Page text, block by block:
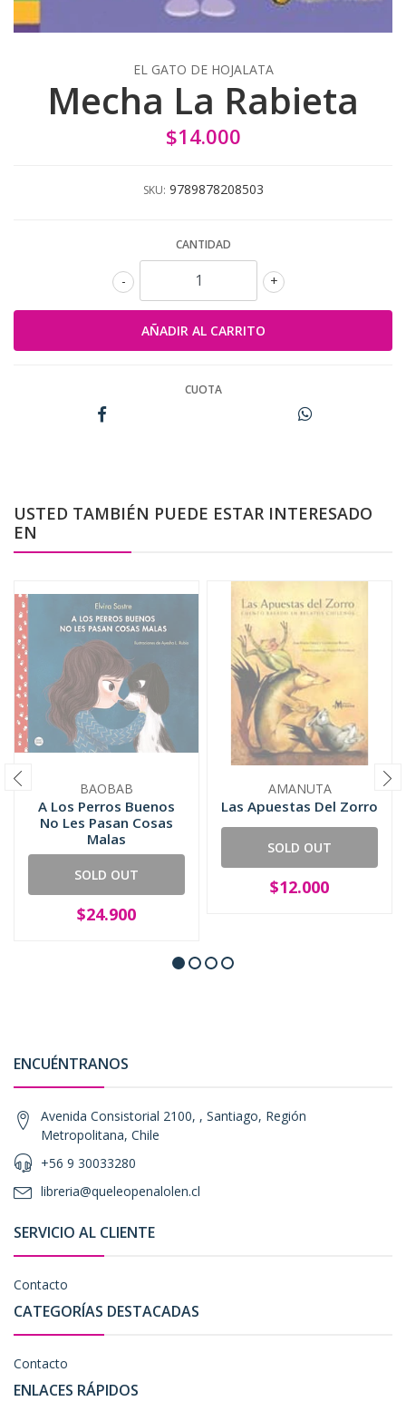
EL GATO DE HOJALATA
Mecha La Rabieta
$14.000
SKU: 9789878208503
CANTIDAD
+
-
CUOTA
USTED TAMBIÉN PUEDE ESTAR INTERESADO
EN
BAOBAB
A Los Perros Buenos
No Les Pasan Cosas
Malas
SOLD OUT
$24.900
AMANUTA
Las Apuestas Del Zorro
SOLD OUT
$12.000
ENCUÉNTRANOS
Avenida Consistorial 2100, , Santiago, Región
Metropolitana, Chile
+56 9 30033280
libreria@queleopenalolen.cl
SERVICIO AL CLIENTE
Contacto
CATEGORÍAS DESTACADAS
Contacto
ENLACES RÁPIDOS